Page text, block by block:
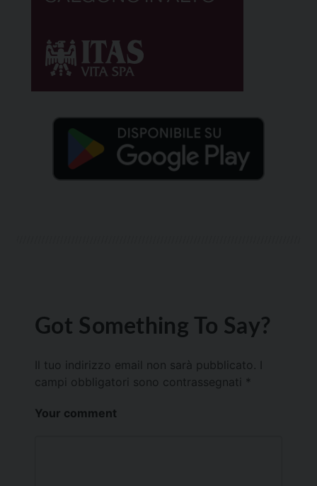
Got Something To Say?
Il tuo indirizzo email non sarà pubblicato.
campi obbligatori sono contrassegnati *
Your comment